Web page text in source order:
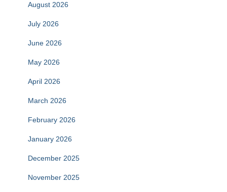
August 2026
July 2026
June 2026
May 2026
April 2026
March 2026
February 2026
January 2026
December 2025
November 2025